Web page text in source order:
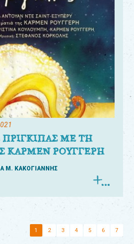
ΜΕ ΤΗ
ΚΑΡΜΕΝ ΡΟΥΓΓΕΡΗ
Μ. ΚΑΚΟΓΙΑΝΝΗΣ
1 2 3 4 5 6 7